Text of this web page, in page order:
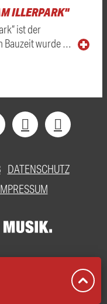
ILLERPARK"
ist der
Bauzeit wurde …
DATENSCHUTZ